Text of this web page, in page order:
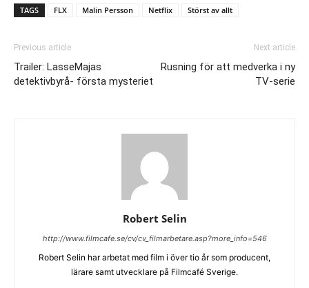
TAGS FLX Malin Persson Netflix Störst av allt
Previous article
Trailer: LasseMajas
detektivbyrå- första mysteriet
Next article
Rusning för att medverka i ny
TV-serie
Robert Selin
http://www.filmcafe.se/cv/cv_filmarbetare.asp?more_info=546
Robert Selin har arbetat med film i över tio år som producent,
lärare samt utvecklare på Filmcafé Sverige.